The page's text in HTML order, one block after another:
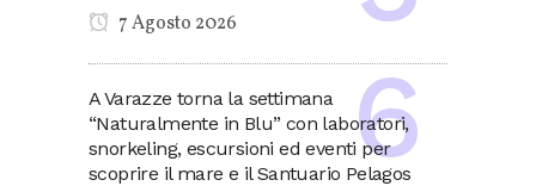
7 Agosto 2026
A Varazze torna la settimana
“Naturalmente in Blu” con laboratori,
snorkeling, escursioni ed eventi per
scoprire il mare e il Santuario Pelagos